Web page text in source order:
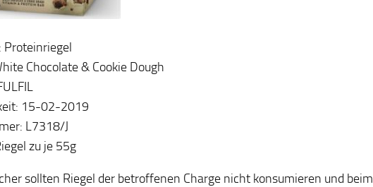
Proteinriegel
Chocolate & Cookie Dough
15-02-2019
L7318/J
zu je 55g
sollten Riegel der betroffenen Charge nicht konsumieren und beim